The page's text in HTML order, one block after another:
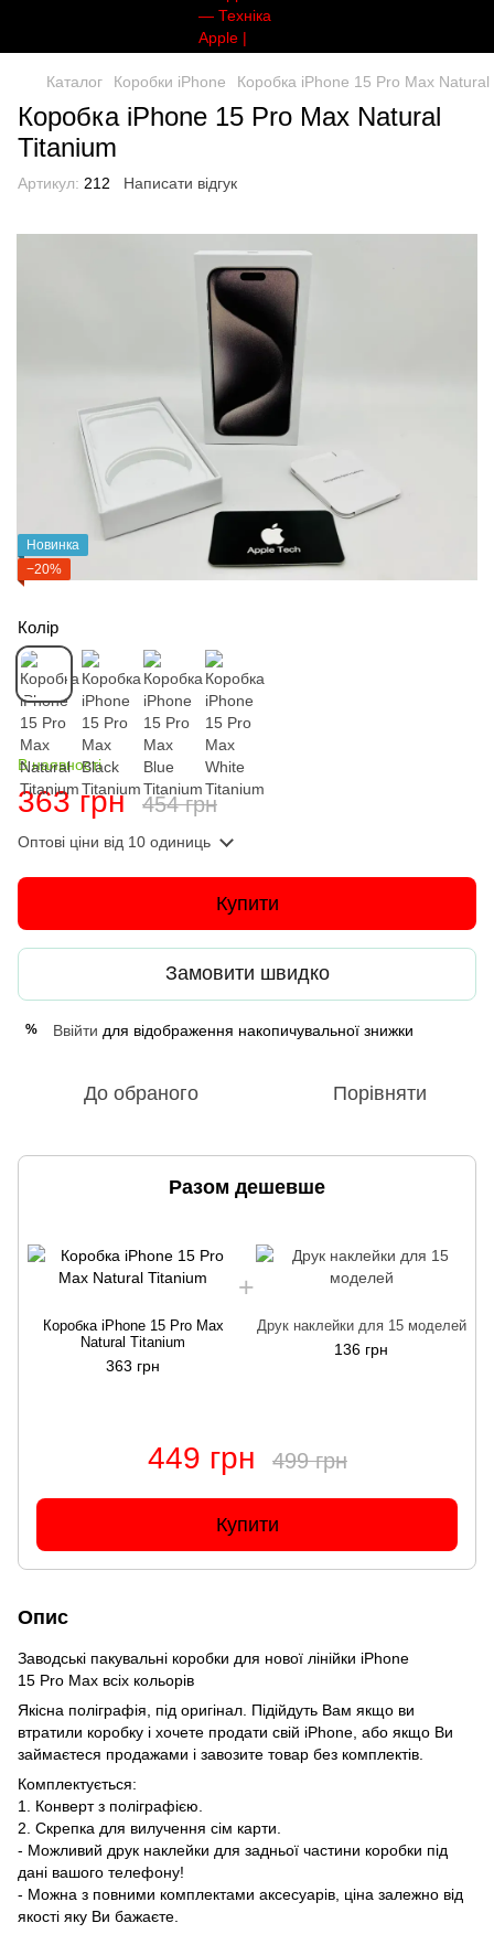
Каталог Коробки iPhone Коробка iPhone 15 Pro Max Natural
Коробка iPhone 15 Pro Max Natural
Titanium
Артикул: 212 Написати відгук
Новинка
−20%
Колір
В наявності
363 грн 454 грн
Оптові ціни від 10 одиниць
Купити
Замовити швидко
% Ввійти для відображення накопичувальної знижки
До обраного Порівняти
Разом дешевше
Коробка iPhone 15 Pro Max
Natural Titanium
363 грн
Друк наклейки для 15 моделей
136 грн
449 грн 499 грн
Купити
Опис
Заводські пакувальні коробки для нової лінійки iPhone
15 Pro Max всіх кольорів
Якісна поліграфія, під оригінал. Підійдуть Вам якщо ви
втратили коробку і хочете продати свій iPhone, або якщо Ви
займаєтеся продажами і завозите товар без комплектів.
Комплектується:
1. Конверт з поліграфією.
2. Скрепка для вилучення сім карти.
- Можливий друк наклейки для задньої частини коробки під
дані вашого телефону!
- Можна з повними комплектами аксесуарів, ціна залежно від
якості яку Ви бажаєте.